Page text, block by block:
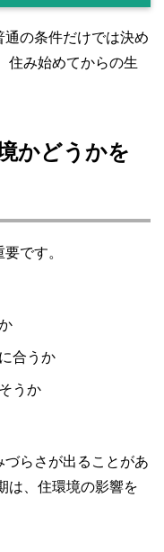
の条件だけでは決め
住み始めてからの生
かどうかを
です。
合うか
うか
らさが出ることがあ
は、住環境の影響を